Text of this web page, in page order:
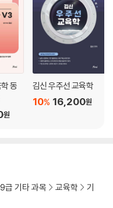
동
원
김신 우주선 교육학
16,200원
10%
급 기타 과목 교육학
기